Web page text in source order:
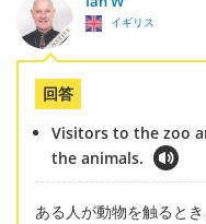
イギリス
回答
Visitors to the zoo
the animals.
ある人が動物を触ると